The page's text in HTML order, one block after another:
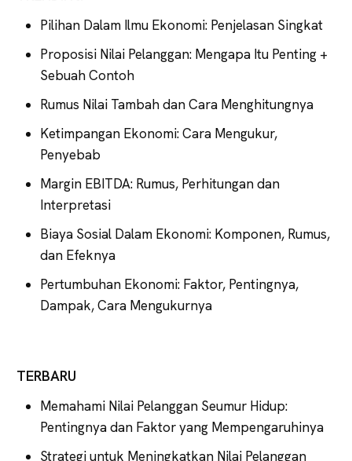
Pilihan Dalam Ilmu Ekonomi: Penjelasan Singkat
Proposisi Nilai Pelanggan: Mengapa Itu Penting +
Sebuah Contoh
Rumus Nilai Tambah dan Cara Menghitungnya
Ketimpangan Ekonomi: Cara Mengukur,
Penyebab
Margin EBITDA: Rumus, Perhitungan dan
Interpretasi
Biaya Sosial Dalam Ekonomi: Komponen, Rumus,
dan Efeknya
Pertumbuhan Ekonomi: Faktor, Pentingnya,
Dampak, Cara Mengukurnya
TERBARU
Memahami Nilai Pelanggan Seumur Hidup:
Pentingnya dan Faktor yang Mempengaruhinya
Strategi untuk Meningkatkan Nilai Pelanggan